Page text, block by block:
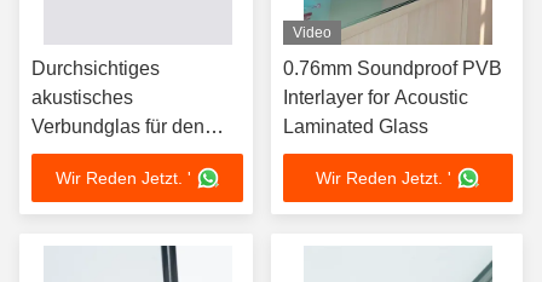
Durchsichtiges
akustisches
Verbundglas für den
Boden 1,52 mm Klares
PVB OEM
Wir Reden Jetzt. '
Video
0.76mm Soundproof PVB
Interlayer for Acoustic
Laminated Glass
Wir Reden Jetzt. '